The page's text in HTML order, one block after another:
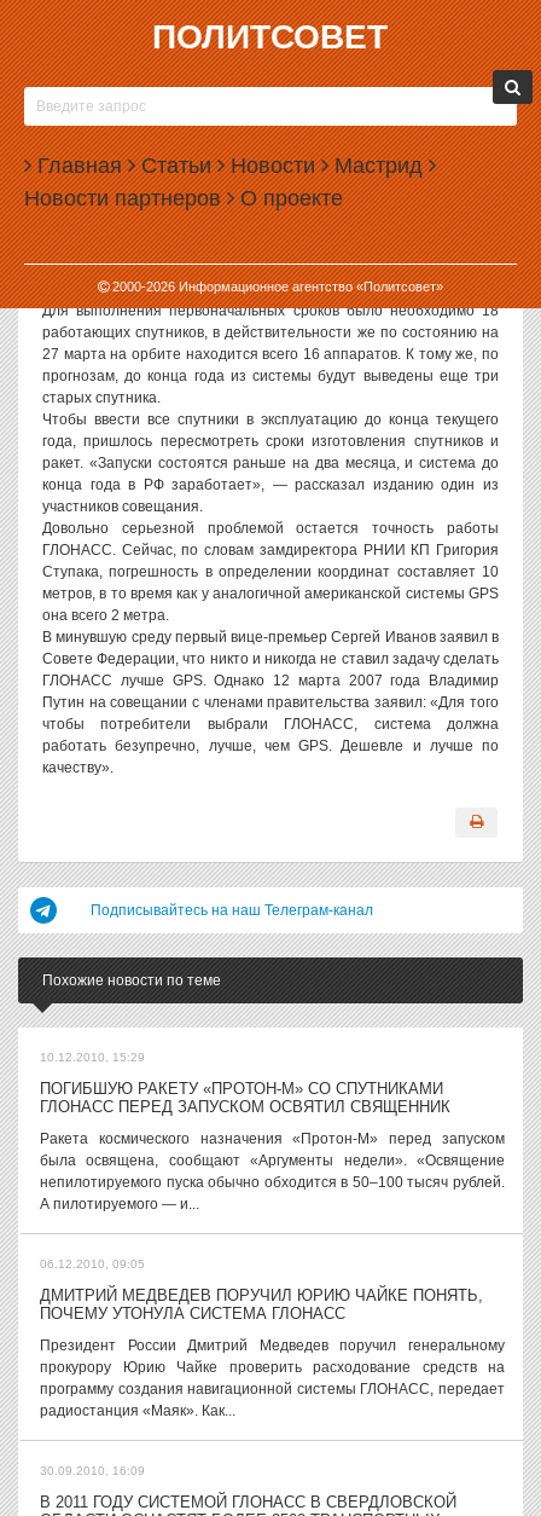
ПОЛИТСОВЕТ
Главная Статьи Новости Мастрид
Новости партнеров О проекте
2000-2026Информационное агентство «Политсовет»
28.03.2008, 08:28
ГЛОНАСС БУДУТ НАСТРАИВАТЬ ЕЩЕ ГОД
Совет главных конструкторов по российской глобальной
навигационной спутниковой системе (ГЛОНАСС) накануне
скорректировал сроки развертывания космического сегмента
системы, с тем чтобы на территории РФ ГЛОНАСС заработала
хотя бы к 31 декабря 2008 года (по прежним планам на
территории РФ системой можно было начать пользоваться уже к
31 декабря 2007 года). Об этом пишет «Коммерсантъ».
Для выполнения первоначальных сроков было необходимо 18
работающих спутников, в действительности же по состоянию на
27 марта на орбите находится всего 16 аппаратов. К тому же, по
прогнозам, до конца года из системы будут выведены еще три
старых спутника.
Чтобы ввести все спутники в эксплуатацию до конца текущего
года, пришлось пересмотреть сроки изготовления спутников и
ракет. «Запуски состоятся раньше на два месяца, и система до
конца года в РФ заработает», — рассказал изданию один из
участников совещания.
Довольно серьезной проблемой остается точность работы
ГЛОНАСС. Сейчас, по словам замдиректора РНИИ КП Григория
Ступака, погрешность в определении координат составляет 10
метров, в то время как у аналогичной американской системы GPS
она всего 2 метра.
В минувшую среду первый вице-премьер Сергей Иванов заявил в
Совете Федерации, что никто и никогда не ставил задачу сделать
ГЛОНАСС лучше GPS. Однако 12 марта 2007 года Владимир
Путин на совещании с членами правительства заявил: «Для того
чтобы потребители выбрали ГЛОНАСС, система должна
работать безупречно, лучше, чем GPS. Дешевле и лучше по
качеству».
Подписывайтесь на наш Телеграм-канал
Похожие новости по теме
10.12.2010, 15:29
ПОГИБШУЮ РАКЕТУ «ПРОТОН-М» СО СПУТНИКАМИ
ГЛОНАСС ПЕРЕД ЗАПУСКОМ ОСВЯТИЛ СВЯЩЕННИК
Ракета космического назначения «Протон-М» перед запуском
была освящена, сообщают «Аргументы недели». «Освящение
непилотируемого пуска обычно обходится в 50–100 тысяч рублей.
А пилотируемого — и...
06.12.2010, 09:05
ДМИТРИЙ МЕДВЕДЕВ ПОРУЧИЛ ЮРИЮ ЧАЙКЕ ПОНЯТЬ,
ПОЧЕМУ УТОНУЛА СИСТЕМА ГЛОНАСС
Президент России Дмитрий Медведев поручил генеральному
прокурору Юрию Чайке проверить расходование средств на
программу создания навигационной системы ГЛОНАСС, передает
радиостанция «Маяк». Как...
30.09.2010, 16:09
В 2011 ГОДУ СИСТЕМОЙ ГЛОНАСС В СВЕРДЛОВСКОЙ